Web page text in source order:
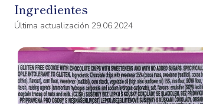
Ingredientes
Última actualización 29.06.2024